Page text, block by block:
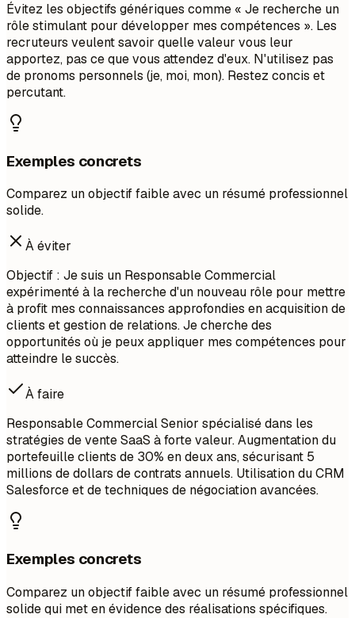
Évitez les objectifs génériques comme « Je recherche un
rôle stimulant pour développer mes compétences ». Les
recruteurs veulent savoir quelle valeur vous leur
apportez, pas ce que vous attendez d'eux. N'utilisez pas
de pronoms personnels (je, moi, mon). Restez concis et
percutant.
Exemples concrets
Comparez un objectif faible avec un résumé professionnel
solide.
À éviter
Objectif : Je suis un Responsable Commercial
expérimenté à la recherche d'un nouveau rôle pour mettre
à profit mes connaissances approfondies en acquisition de
clients et gestion de relations. Je cherche des
opportunités où je peux appliquer mes compétences pour
atteindre le succès.
À faire
Responsable Commercial Senior spécialisé dans les
stratégies de vente SaaS à forte valeur. Augmentation du
portefeuille clients de 30% en deux ans, sécurisant 5
millions de dollars de contrats annuels. Utilisation du CRM
Salesforce et de techniques de négociation avancées.
Exemples concrets
Comparez un objectif faible avec un résumé professionnel
solide qui met en évidence des réalisations spécifiques.